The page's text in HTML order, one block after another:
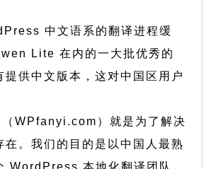
中文语系的翻译进程缓
Lite 在内的一大批优秀的
提供中文版本，这对中国区用户
WPfanyi.com） 就是为了解决
在。我们的目的是以中国人最熟
WordPress 本地化翻译团队。